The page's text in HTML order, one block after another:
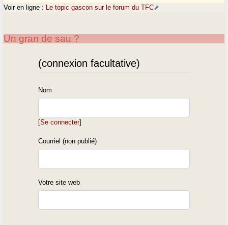
Voir en ligne : Le topic gascon sur le forum du TFC
Un gran de sau ?
(connexion facultative)
Nom
[Se connecter]
Courriel (non publié)
Votre site web